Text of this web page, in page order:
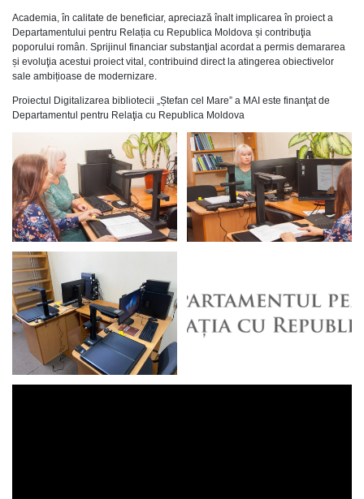
Academia, în calitate de beneficiar, apreciază înalt implicarea în proiect a
Departamentului pentru Relația cu Republica Moldova și contribuţia
poporului român. Sprijinul financiar substanţial acordat a permis demararea
și evoluţia acestui proiect vital, contribuind direct la atingerea obiectivelor
sale ambițioase de modernizare.
Proiectul Digitalizarea bibliotecii „Ștefan cel Mare” a MAI este finanţat de
Departamentul pentru Relaţia cu Republica Moldova